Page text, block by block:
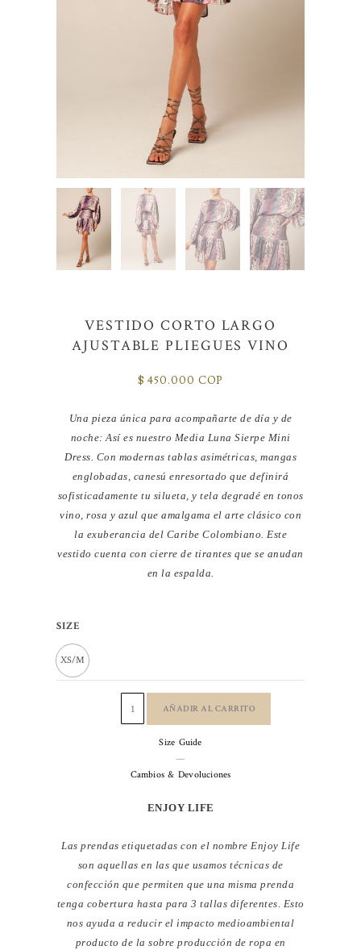
VESTIDO CORTO LARGO
AJUSTABLE PLIEGUES VINO
$ 450.000 COP
Una pieza única para acompañarte de día y de
noche: Así es nuestro Media Luna Sierpe Mini
Dress. Con modernas tablas asimétricas, mangas
englobadas, canesú enresortado que definirá
sofisticadamente tu silueta, y tela degradé en tonos
vino, rosa y azul que amalgama el arte clásico con
la exuberancia del Caribe Colombiano. Este
vestido cuenta con cierre de tirantes que se anudan
en la espalda.
SIZE
XS/M LARGO
AJUSTABLE
PLIEGUES
AÑADIR AL CARRITO
Size Guide
—
Cambios & Devoluciones
ENJOY LIFE
Las prendas etiquetadas con el nombre Enjoy Life
son aquellas en las que usamos técnicas de
confección que permiten que una misma prenda
tenga cobertura hasta para 3 tallas diferentes. Esto
nos ayuda a reducir el impacto medioambiental
producto de la sobre producción de ropa en